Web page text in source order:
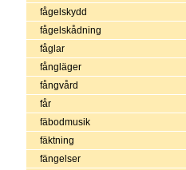
fågelskydd
fågelskådning
fåglar
fångläger
fångvård
får
fäbodmusik
fäktning
fängelser